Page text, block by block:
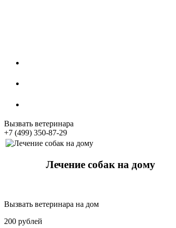
Вызвать ветеринара
+7 (499) 350-87-29
Лечение собак на дому
Вызвать ветеринара на дом
200 рублей